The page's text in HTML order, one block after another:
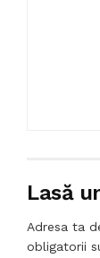
Lasă
Adresa ta
obligatorii